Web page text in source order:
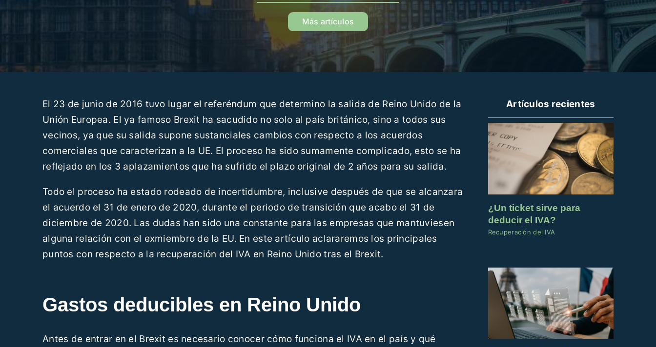
Más artículos
El 23 de junio de 2016 tuvo lugar el referéndum que determino la salida de Reino Unido de la
Unión Europea. El ya famoso Brexit ha sacudido no solo al país británico, sino a todos sus
vecinos, ya que su salida supone sustanciales cambios con respecto a los acuerdos
comerciales que caracterizan a la UE. El proceso ha sido sumamente complicado, esto se ha
reflejado en los 3 aplazamientos que ha sufrido el plazo original de 2 años para su salida.
Todo el proceso ha estado rodeado de incertidumbre, inclusive después de que se alcanzara
el acuerdo el 31 de enero de 2020, durante el periodo de transición que acabo el 31 de
diciembre de 2020. Las dudas han sido una constante para las empresas que mantuviesen
alguna relación con el exmiembro de la EU. En este artículo aclararemos los principales
puntos con respecto a la recuperación del IVA en Reino Unido tras el Brexit.
Gastos deducibles en Reino Unido
Antes de entrar en el Brexit es necesario conocer cómo funciona el IVA en el país y qué
Artículos recientes
¿Un ticket sirve para
deducir el IVA?
Recuperación del IVA